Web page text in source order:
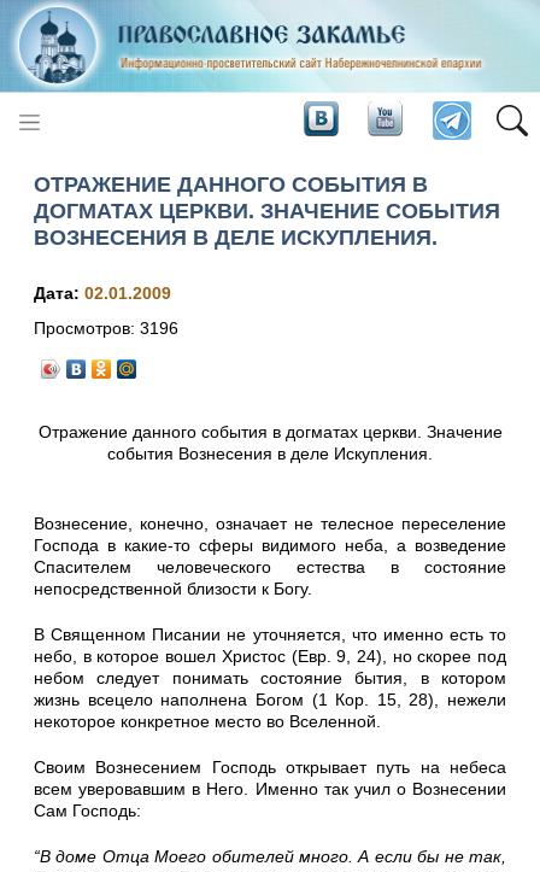
ОТРАЖЕНИЕ ДАННОГО СОБЫТИЯ В
ДОГМАТАХ ЦЕРКВИ. ЗНАЧЕНИЕ СОБЫТИЯ
ВОЗНЕСЕНИЯ В ДЕЛЕ ИСКУПЛЕНИЯ.
Дата: 02.01.2009
Просмотров: 3196
Отражение данного события в догматах церкви. Значение
события Вознесения в деле Искупления.
Вознесение, конечно, означает не телесное переселение
Господа в какие-то сферы видимого неба, а возведение
Спасителем человеческого естества в состояние
непосредственной близости к Богу.
В Священном Писании не уточняется, что именно есть то
небо, в которое вошел Христос (Евр. 9, 24), но скорее под
небом следует понимать состояние бытия, в котором
жизнь всецело наполнена Богом (1 Кор. 15, 28), нежели
некоторое конкретное место во Вселенной.
Своим Вознесением Господь открывает путь на небеса
всем уверовавшим в Него. Именно так учил о Вознесении
Сам Господь:
“В доме Отца Моего обителей много. А если бы не так,